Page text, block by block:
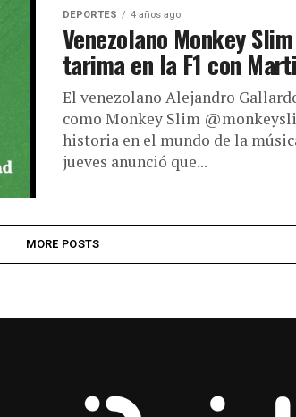
DEPORTES 4 años ago
Venezolano Monkey
tarima en la F1 con
El venezolano Alejandro
como Monkey Slim
historia en el mundo de la
jueves anunció que...
MORE POSTS